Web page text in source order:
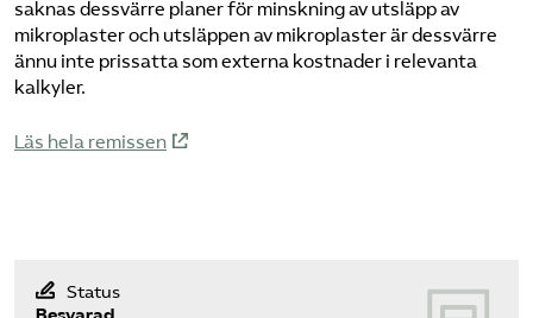
saknas dessvärre planer för minskning av utsläpp av
mikroplaster och utsläppen av mikroplaster är dessvärre
ännu inte prissatta som externa kostnader i relevanta
kalkyler.
Läs hela remissen
Status